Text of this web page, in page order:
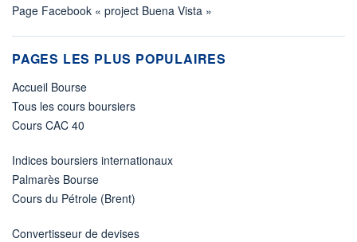
Page Facebook « project Buena Vista »
PAGES LES PLUS POPULAIRES
Accueil Bourse
Tous les cours boursiers
Cours CAC 40
Indices boursiers internationaux
Palmarès Bourse
Cours du Pétrole (Brent)
Convertisseur de devises